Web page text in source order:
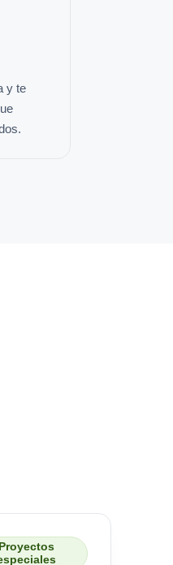
y te
Proyectos